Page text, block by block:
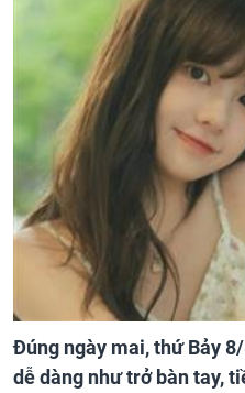
Đúng ngày mai, thứ Bảy
dễ dàng như trở bàn tay,